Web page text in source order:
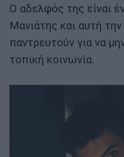
Ο αδελφός της είναι
Μανιάτης και αυτή
παντρευτούν για να
τοπική κοινωνία.